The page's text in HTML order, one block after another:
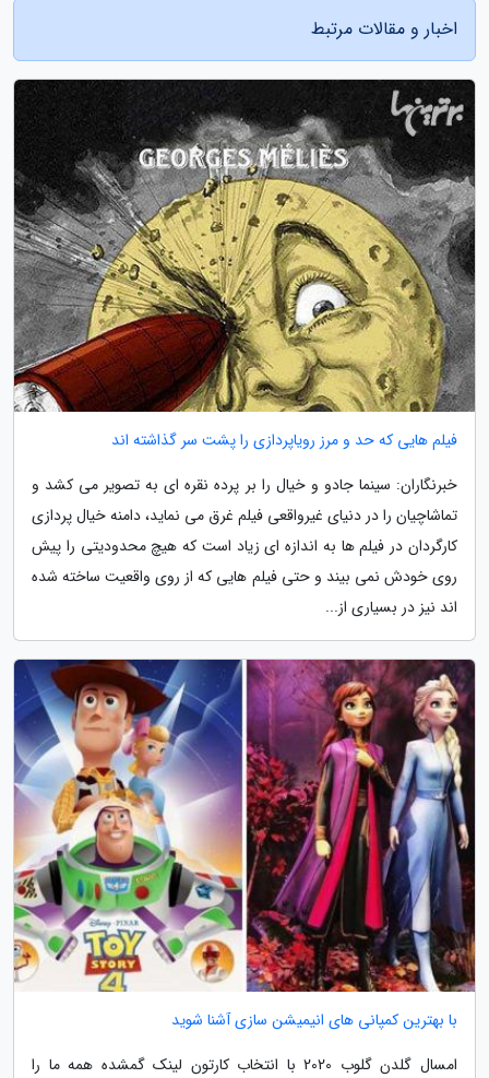
اخبار و مقالات مرتبط
فیلم هایی که حد و مرز رویاپردازی را پشت سر گذاشته اند
خبرنگاران: سینما جادو و خیال را بر پرده نقره ای به تصویر می کشد و
تماشاچیان را در دنیای غیرواقعی فیلم غرق می نماید، دامنه خیال پردازی
کارگردان در فیلم ها به اندازه ای زیاد است که هیچ محدودیتی را پیش
روی خودش نمی بیند و حتی فیلم هایی که از روی واقعیت ساخته شده
اند نیز در بسیاری از...
با بهترین کمپانی های انیمیشن سازی آشنا شوید
امسال گلدن گلوب 2020 با انتخاب کارتون لینک گمشده همه ما را